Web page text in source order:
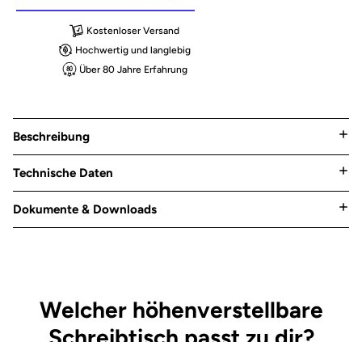
Kostenloser Versand
Hochwertig und langlebig
Über 80 Jahre Erfahrung
Beschreibung
Technische Daten
Dokumente & Downloads
Welcher höhenverstellbare